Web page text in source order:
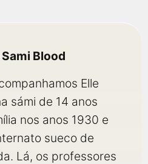
Blood
Elle
sámi de 14 anos
nos anos 1930 e
sueco de
Lá, os professores